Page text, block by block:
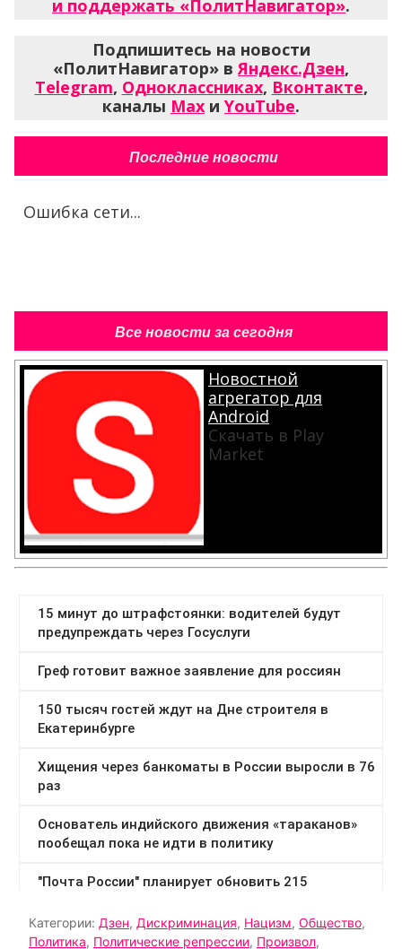
и поддержать «ПолитНавигатор».
Подпишитесь на новости
«ПолитНавигатор» вЯндекс.Дзен,
Telegram, Одноклассниках, Вконтакте,
каналы Max и YouTube.
Последние новости
Ошибка сети...
Все новости за сегодня
Новостной
агрегатор для
Android
Скачать в Play
Market
Категории: Дзен, Дискриминация, Нацизм, Общество,
Политика, Политические репрессии, Произвол,